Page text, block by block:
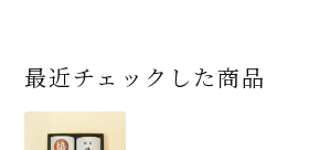
最近チェックした商品